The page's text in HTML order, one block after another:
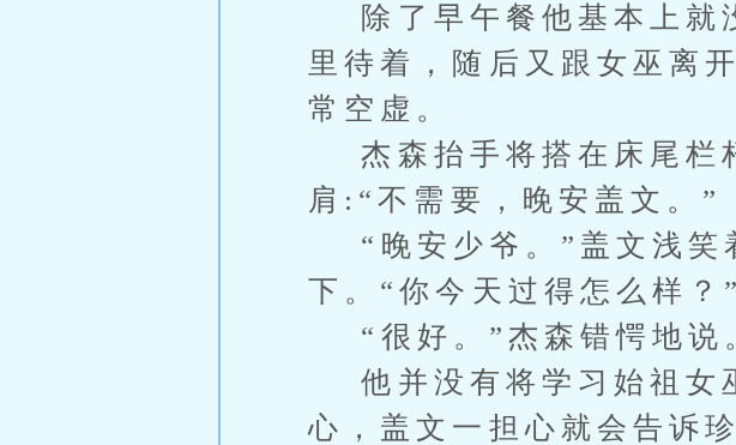
除了早午餐他基本上就
里待着，随后又跟女巫离
常空虚。
杰森抬手将搭在床尾栏
肩:“不需要，晚安盖文。”
“晚安少爷。”盖文浅笑
下。“你今天过得怎么样？”
“很好。”杰森错愕地说
他并没有将学习始祖女
心，盖文一担心就会告诉